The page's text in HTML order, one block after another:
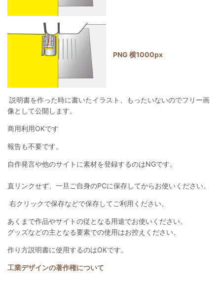
PNG 横1000px
説明書を作った時に書いたイラスト、もったいないのでフリー画
像として公開します。
商用利用OKです
報告も不要です。
自作発言や他のサイトに素材を登録するのはNGです。
直リンクせず、一旦ご自身のPCに保存してからお使いください。
右クリックで保存などで保存してご利用ください。
あくまで作品やサイトの従となる用途でお使いください。
グッズなどの主となる要素での使用はお控えください。
作り方説明書に使用するのはOKです。
工業デザインの著作権について